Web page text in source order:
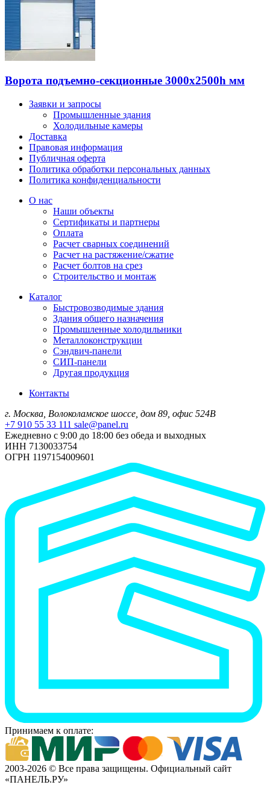
Ворота подъемно-секционные 3000х2500h мм
Заявки и запросы
Промышленные здания
Холодильные камеры
Доставка
Правовая информация
Публичная оферта
Политика обработки персональных данных
Политика конфиденциальности
О нас
Наши объекты
Сертификаты и партнеры
Оплата
Расчет сварных соединений
Расчет на растяжение/сжатие
Расчет болтов на срез
Строительство и монтаж
Каталог
Быстровозводимые здания
Здания общего назначения
Промышленные холодильники
Металлоконструкции
Сэндвич-панели
СИП-панели
Другая продукция
Контакты
г. Москва, Волоколамское шоссе, дом 89, офис 524В
+7 910 55 33 111 sale@panel.ru
Ежедневно с 9:00 до 18:00 без обеда и выходных
ИНН 7130033754
ОГРН 1197154009601
Принимаем к оплате:
2003-2026 © Все права защищены. Официальный сайт
«ПАНЕЛЬ.РУ»